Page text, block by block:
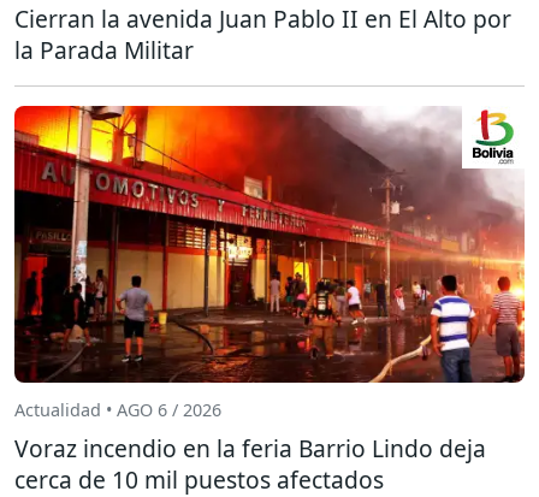
Cierran la avenida Juan Pablo II en El Alto por
la Parada Militar
Actualidad • AGO 6 / 2026
Voraz incendio en la feria Barrio Lindo deja
cerca de 10 mil puestos afectados